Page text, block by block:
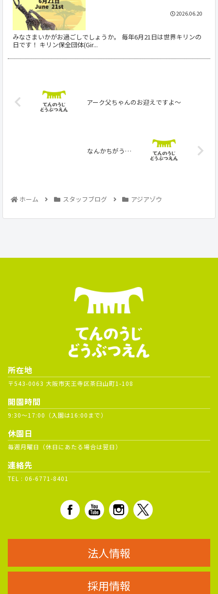
みなさまいかがお過ごしでしょうか。 毎年6月21日は世界キリンの
日です！ キリン保全団体(Gir...
2026.06.20
アーク父ちゃんのお迎えですよ〜
なんかちがう…
ホーム スタッフブログ アジアゾウ
所在地
〒543-0063 大阪市天王寺区茶臼山町1-108
開園時間
9:30～17:00（入園は16:00まで）
休園日
毎週月曜日（休日にあたる場合は翌日）
連絡先
TEL : 06-6771-8401
法人情報
採用情報